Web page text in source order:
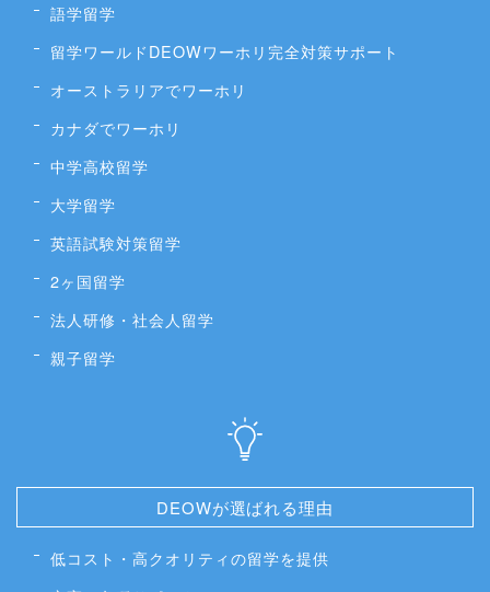
語学留学
留学ワールドDEOWワーホリ完全対策サポート
オーストラリアでワーホリ
カナダでワーホリ
中学高校留学
大学留学
英語試験対策留学
2ヶ国留学
法人研修・社会人留学
親子留学
DEOWが選ばれる理由
低コスト・高クオリティの留学を提供